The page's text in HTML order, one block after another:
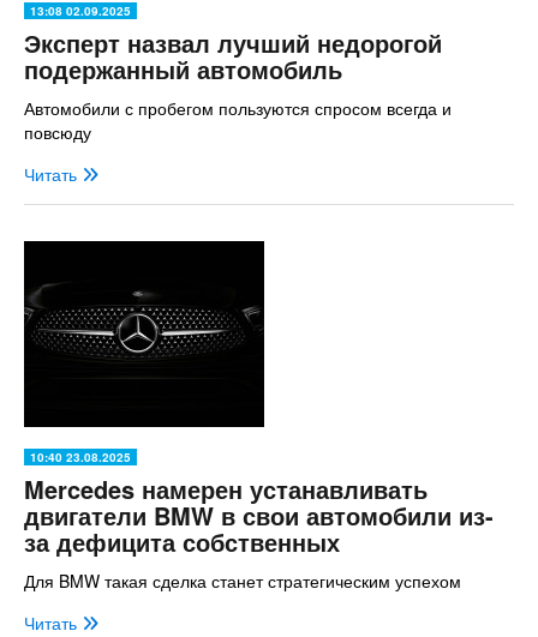
13:08 02.09.2025
Эксперт назвал лучший недорогой
подержанный автомобиль
Автомобили с пробегом пользуются спросом всегда и
повсюду
Читать
10:40 23.08.2025
Mercedes намерен устанавливать
двигатели BMW в свои автомобили из-
за дефицита собственных
Для BMW такая сделка станет стратегическим успехом
Читать